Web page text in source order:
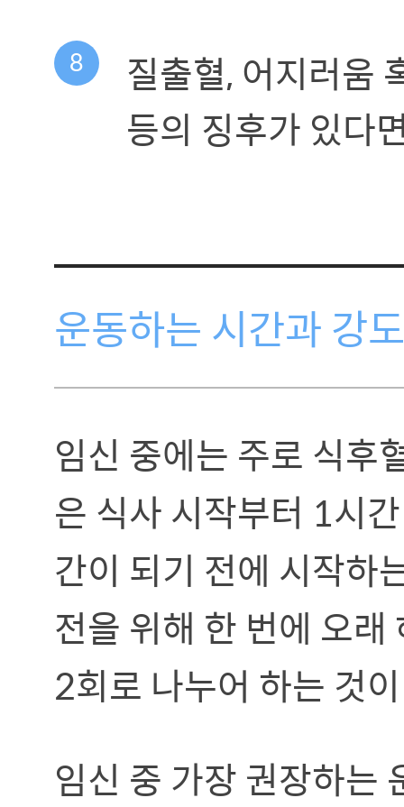
8
질출혈, 어지러움
등의 징후가 있다
운동하는 시간과 강도
임신 중에는 주로 식후
은 식사 시작부터 1시
간이 되기 전에 시작하
전을 위해 한 번에 오
2회로 나누어 하는 것
임신 중 가장 권장하는